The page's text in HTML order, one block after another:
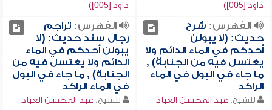
داود [005])
داود [005])
الفهرس: شرح
حديث: (لا يبولن
أحدكم في الماء الدائم ولا
يغتسل فيه من الجنابة) ,
ما جاء في البول في الماء
الراكد
للشيخ: عبد المحسن العباد
الفهرس: تراجم
رجال سند حديث: (لا
يبولن أحدكم في الماء
الدائم ولا يغتسل فيه من
الجنابة) , ما جاء في البول
في الماء الراكد
للشيخ: عبد المحسن العباد